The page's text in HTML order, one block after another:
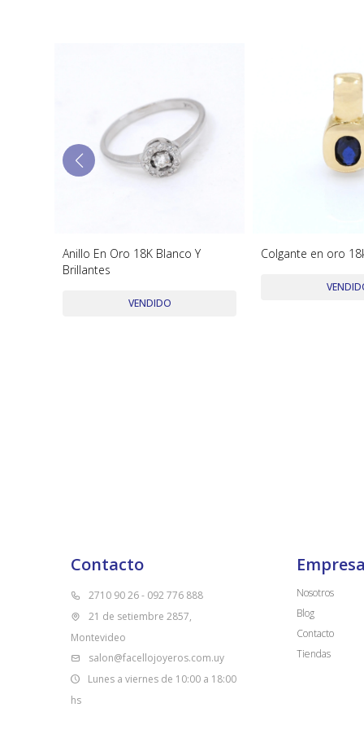
Anillo En Oro 18K Blanco Y
Brillantes
VENDIDO
Colgante en oro
Contacto
2710 90 26 - 092 776 888
21 de setiembre 2857,
Montevideo
salon@facellojoyeros.com.uy
Lunes a viernes de 10:00 a 18:00
hs
Nosotros
Blog
Contacto
Tiendas